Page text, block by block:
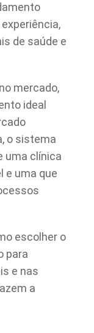
de saúde e
mercado,
ideal
o sistema
uma clínica
e uma que
escolher o
para
e nas
a